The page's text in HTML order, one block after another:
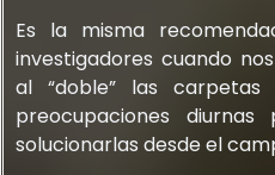
Es la misma
investigadores cuando
al “doble” las carpetas
preocupaciones
solucionarlas desde el